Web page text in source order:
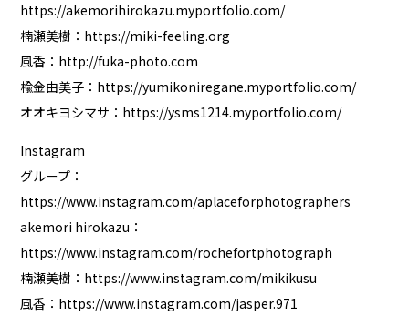
https://akemorihirokazu.myportfolio.com/
楠瀬美樹： https://miki-feeling.org
風香： http://fuka-photo.com
楡金由美子： https://yumikoniregane.myportfolio.com/
オオキヨシマサ： https://ysms1214.myportfolio.com/
Instagram
グループ：
https://www.instagram.com/aplaceforphotographers
akemori hirokazu：
https://www.instagram.com/rochefortphotograph
楠瀬美樹： https://www.instagram.com/mikikusu
風香： https://www.instagram.com/jasper.971